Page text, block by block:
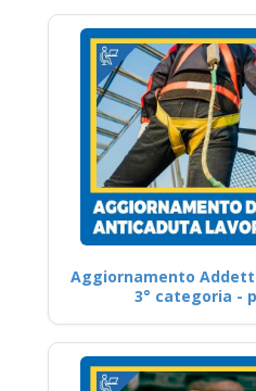
Aggiornamento
3° categoria -